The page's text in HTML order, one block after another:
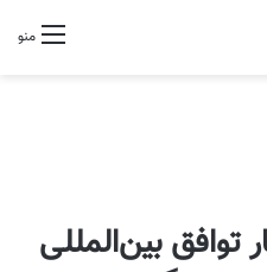
منو
توافق بین‌المللی